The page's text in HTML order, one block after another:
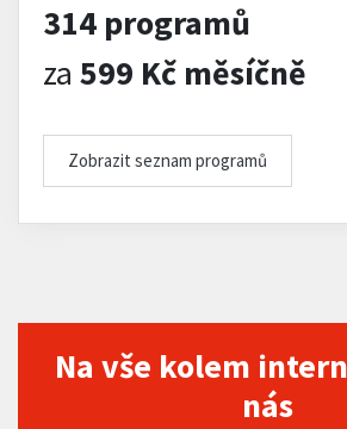
314 programů
za 599 Kč měsíčně
Zobrazit seznam programů
Na vše kolem
nás